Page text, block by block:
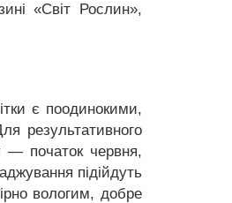
«Світ Рослин»,
є поодинокими,
результативного
— початок червня,
підійдуть
вологим, добре